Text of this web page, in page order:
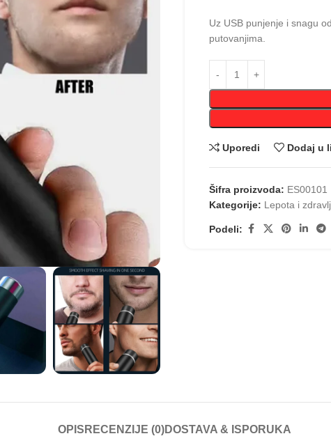
Uz USB punjenje i snagu
putovanjima.
Uporedi Dodaj u
Šifra proizvoda: ES00101
Kategorije: Lepota i
Podeli:
OPIS RECENZIJE (0)DOSTAVA & ISPORUKA